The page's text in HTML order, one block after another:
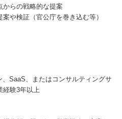
からの戦略的な提案
や検証（官公庁を巻き込む等）
、SaaS、またはコンサルティングサ
経験3年以上